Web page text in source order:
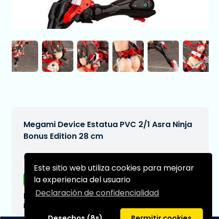
Este sitio web utiliza cookies para mejorar
la experiencia del usuario
Declaración de confidencialidad
Megami Device Estatua PVC 2/1 Asra Ninja
Bonus Edition 28 cm
€309,97
Envío gratis
Fecha de entrega prevista:
N/A